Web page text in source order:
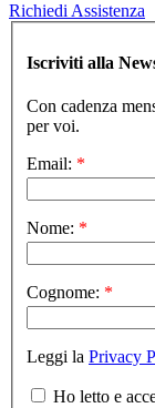
Richiedi Assistenza
Iscriviti alla
Con cadenza
per voi.
Email: *
Nome: *
Cognome: *
Leggi la Privacy
Ho letto e